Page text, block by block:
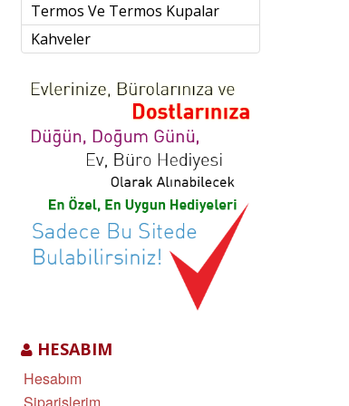
Termos Ve Termos Kupalar
Kahveler
HESABIM
Hesabım
Siparişlerim